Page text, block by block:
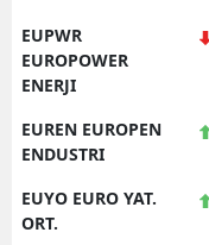
EUPWR
EUROPOWER
ENERJI
EUREN EUROPEN
ENDUSTRI
EUYO EURO YAT.
ORT.